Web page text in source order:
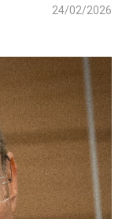
24/02/2026